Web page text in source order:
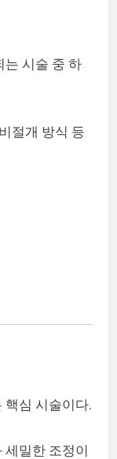
는 시술 중 하
절개 방식 등
핵심 시술이다.
세밀한 조정이